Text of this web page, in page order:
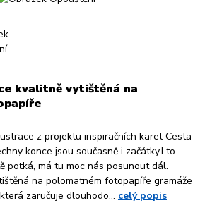
kvalitně vytištěná na
z projektu inspiračních karet Cesta
konce jsou současně i začátky.I to
potká, má tu moc nás posunout dál.
na polomatném fotopapíře gramáže
zaručuje dlouhodo... celý popis